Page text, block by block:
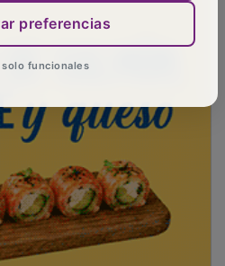
preferencias
funcionales